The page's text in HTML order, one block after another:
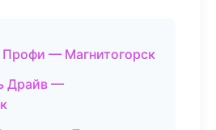
— Магнитогорск
Драйв —